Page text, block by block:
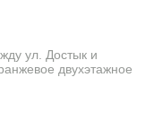
ул. Достык и
двухэтажное